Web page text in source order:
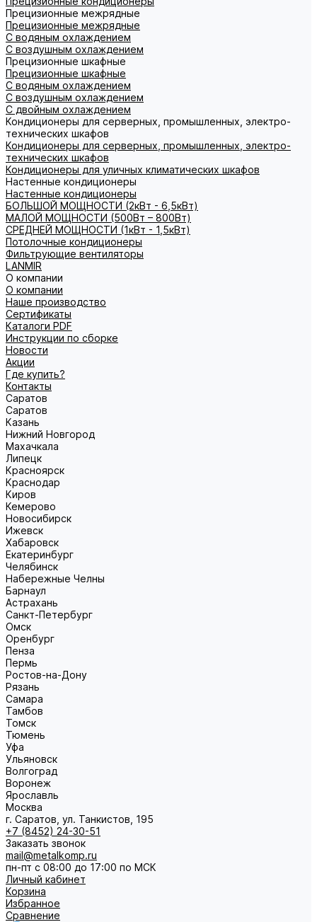
Прецизионные межрядные
Прецизионные межрядные
С водяным охлаждением
С воздушным охлаждением
Прецизионные шкафные
Прецизионные шкафные
С водяным охлаждением
С воздушным охлаждением
С двойным охлаждением
Кондиционеры для серверных, промышленных, электро-
технических шкафов
Кондиционеры для серверных, промышленных, электро-
технических шкафов
Кондиционеры для уличных климатических шкафов
Настенные кондиционеры
Настенные кондиционеры
БОЛЬШОЙ МОЩНОСТИ (2кВт - 6,5кВт)
МАЛОЙ МОЩНОСТИ (500Вт – 800Вт)
СРЕДНЕЙ МОЩНОСТИ (1кВт - 1,5кВт)
Потолочные кондиционеры
Фильтрующие вентиляторы
LANMIR
О компании
О компании
Наше производство
Сертификаты
Каталоги PDF
Инструкции по сборке
Новости
Акции
Где купить?
Контакты
Саратов
Саратов
Казань
Нижний Новгород
Махачкала
Липецк
Красноярск
Краснодар
Киров
Кемерово
Новосибирск
Ижевск
Хабаровск
Екатеринбург
Челябинск
Набережные Челны
Барнаул
Астрахань
Санкт-Петербург
Омск
Оренбург
Пенза
Пермь
Ростов-на-Дону
Рязань
Самара
Тамбов
Томск
Тюмень
Уфа
Ульяновск
Волгоград
Воронеж
Ярославль
Москва
г. Саратов, ул. Танкистов, 195
+7 (8452) 24-30-51
Заказать звонок
mail@metalkomp.ru
пн-пт с 08:00 до 17:00 по МСК
Личный кабинет
Корзина
Избранное
Сравнение